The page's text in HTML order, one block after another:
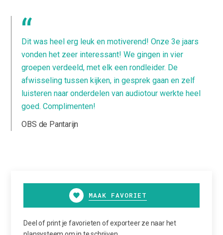
Dit was heel erg leuk en motiverend! Onze 3e jaars
vonden het zeer interessant! We gingen in vier
groepen verdeeld, met elk een rondleider. De
afwisseling tussen kijken, in gesprek gaan en zelf
luisteren naar onderdelen van audiotour werkte heel
goed. Complimenten!
OBS de Pantarijn
MAAK FAVORIET
Deel of print je favorieten of exporteer ze naar het